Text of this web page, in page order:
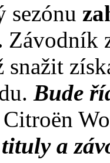
sezónu
Závodník
snažit
Bude
a